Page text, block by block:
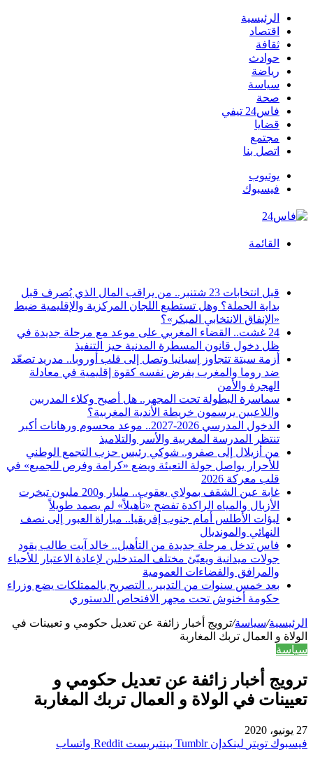
الرئيسية
اقتصاد
ثقافة
حوادث
رياضة
سياسة
صحة
فاس24 تيفي
قضايا
مجتمع
اتصل بنا
يوتيوب
فيسبوك
القائمة
قبل انتخابات 23 شتنبر.. من يراقب المال الذي يُصرف قبل
بداية الحملة؟ وهل تستطيع اللجان المركزية والإقليمية ضبط
«الإنفاق الانتخابي المبكر»؟
24 غشت.. القضاء المغربي على موعد مع مرحلة جديدة في
ظل دخول قانون المسطرة المدنية حيز التنفيذ
أزمة سبتة تتجاوز إسبانيا وتصل إلى قلب أوروبا.. مدريد تصعّد
ضد روما والمغرب يفرض نفسه كقوة إقليمية في معادلة
الهجرة والأمن
سماسرة البطولة تحت المجهر.. هل أصبح وكلاء المدربين
واللاعبين يرسمون خريطة الأندية المغربية؟
الدخول المدرسي 2026-2027.. موعد محسوم ورهانات أكبر
تنتظر المدرسة المغربية والأسر والتلاميذ
من أزيلال إلى صفرو.. شوكي رئيس حزب التجمع الوطني
للأحرار يواصل جولة التعبئة ويضع «كرامة وفرص للجميع» في
قلب معركة 2026
غابة عين الشقف بمولاي يعقوب.. مليار و200 مليون تبخرت
الأزبال والمياه الراكدة تفضح «تأهيلاً» لم يصمد طويلاً
لبؤات الأطلس أمام جنوب إفريقيا.. مباراة العبور إلى نصف
النهائي والمونديال
فاس تدخل مرحلة جديدة من التأهيل.. خالد آيت طالب يقود
جولات ميدانية ويعبّئ مختلف المتدخلين لإعادة الاعتبار للأحياء
والمرافق والفضاءات العمومية
بعد خمس سنوات من التدبير.. التصريح بالممتلكات يضع وزراء
حكومة أخنوش تحت مجهر الافتحاص الدستوري
الرئيسية/سياسة/ترويج أخبار زائفة عن تعديل حكومي و تعيينات في
الولاة و العمال تربك المغاربة
سياسة
ترويج أخبار زائفة عن تعديل حكومي و
تعيينات في الولاة و العمال تربك المغاربة
27 يونيو، 2020
فيسبوك تويتر لينكدإن بينتيريست واتساب